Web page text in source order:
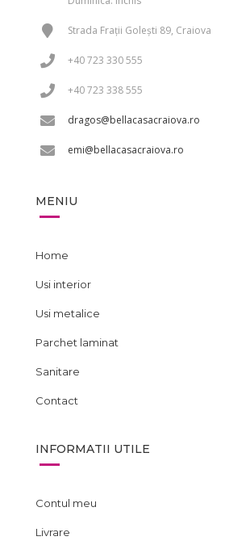
Strada Frații Golești 89, Craiova
+40 723 330 555
+40 723 338 555
dragos@bellacasacraiova.ro
emi@bellacasacraiova.ro
MENIU
Home
Usi interior
Usi metalice
Parchet laminat
Sanitare
Contact
INFORMATII UTILE
Contul meu
Livrare